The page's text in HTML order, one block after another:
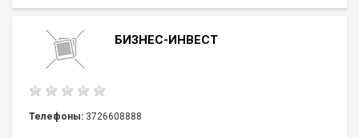
БИЗНЕС-ИНВЕСТ
Телефоны: 3726608888